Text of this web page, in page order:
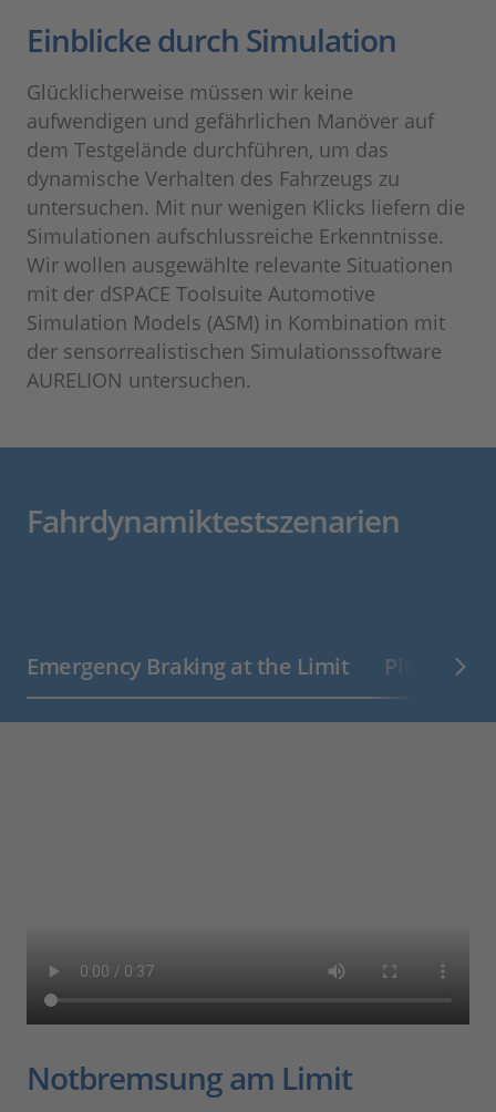
Einblicke durch Simulation
Glücklicherweise müssen wir keine
aufwendigen und gefährlichen Manöver auf
dem Testgelände durchführen, um das
dynamische Verhalten des Fahrzeugs zu
untersuchen. Mit nur wenigen Klicks liefern die
Simulationen aufschlussreiche Erkenntnisse.
Wir wollen ausgewählte relevante Situationen
mit der dSPACE Toolsuite Automotive
Simulation Models (ASM) in Kombination mit
der sensorrealistischen Simulationssoftware
AURELION untersuchen.
Fahrdynamiktestszenarien
Emergency Braking at the Limit Pitch
Notbremsung am Limit